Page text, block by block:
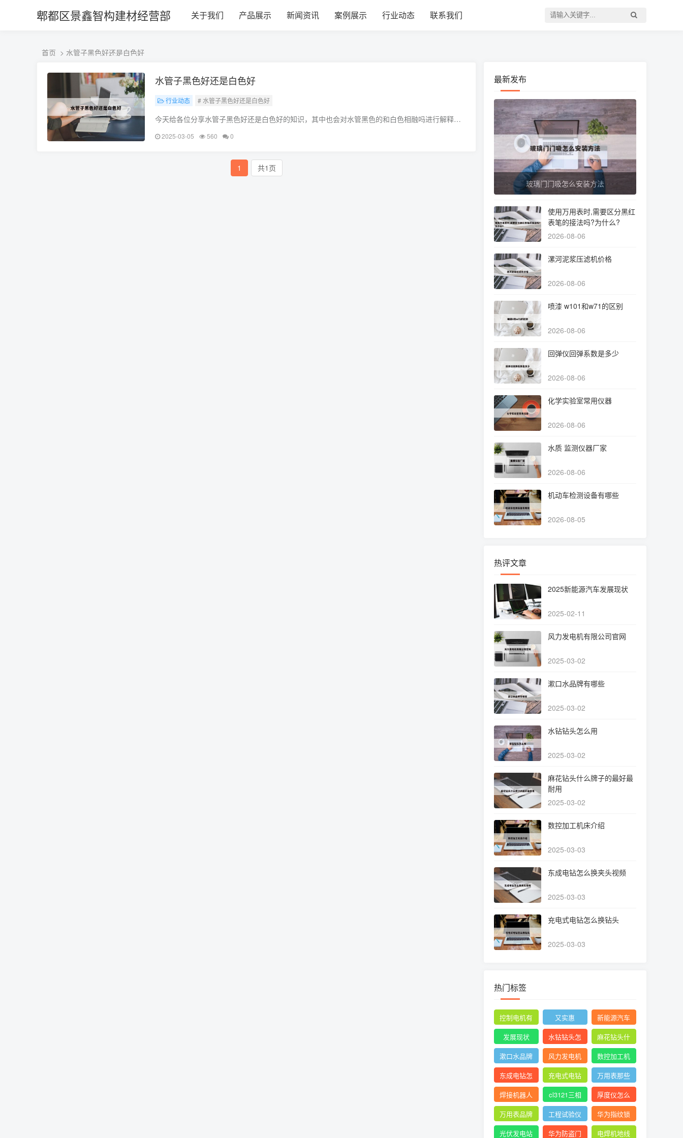
郫都区景鑫智构建材经营部 关于我们 产品展示 新闻资讯 案例展示 行业动态 联系我们
首页 > 水管子黑色好还是白色好
水管子黑色好还是白色好
行业动态 # 水管子黑色好还是白色好
今天给各位分享水管子黑色好还是白色好的知识，其中也会对水管黑色的和白色相融吗进行解释，
色的好还是白色的好
2025-03-05 560 0
1 共1页
最新发布
玻璃门门吸怎么安装方法
使用万用表时,需要区分黑红
表笔的接法吗?为什么?
2026-08-06
漯河泥浆压滤机价格
2026-08-06
喷漆 w101和w71的区别
2026-08-06
回弹仪回弹系数是多少
2026-08-06
化学实验室常用仪器
2026-08-06
水质 监测仪器厂家
2026-08-06
机动车检测设备有哪些
2026-08-05
热评文章
2025新能源汽车发展现状
2025-02-11
风力发电机有限公司官网
2025-03-02
漱口水品牌有哪些
2025-03-02
水钻钻头怎么用
2025-03-02
麻花钻头什么牌子的最好最
耐用
2025-03-02
数控加工机床介绍
2025-03-03
东成电钻怎么换夹头视频
2025-03-03
充电式电钻怎么换钻头
2025-03-03
热门标签
控制电机有
哪些
又实惠
新能源汽车
发展现状
水钻钻头怎
么用
麻花钻头什
么牌子的最
好最耐用
漱口水品牌
有哪些
风力发电机
有限公司官
网
数控加工机
床介绍
东成电钻怎
么换夹头视
频
充电式电钻
怎么换钻头
万用表那些
牌子好
焊接机器人
哪家比较好
cl3121三相
电能表现场
校验仪操作
厚度仪怎么
调试
万用表品牌
质量排名前
工程试验仪
器设备校验
华为指纹锁
怎么设置指
光伏发电站 华为防盗门 电焊机地线